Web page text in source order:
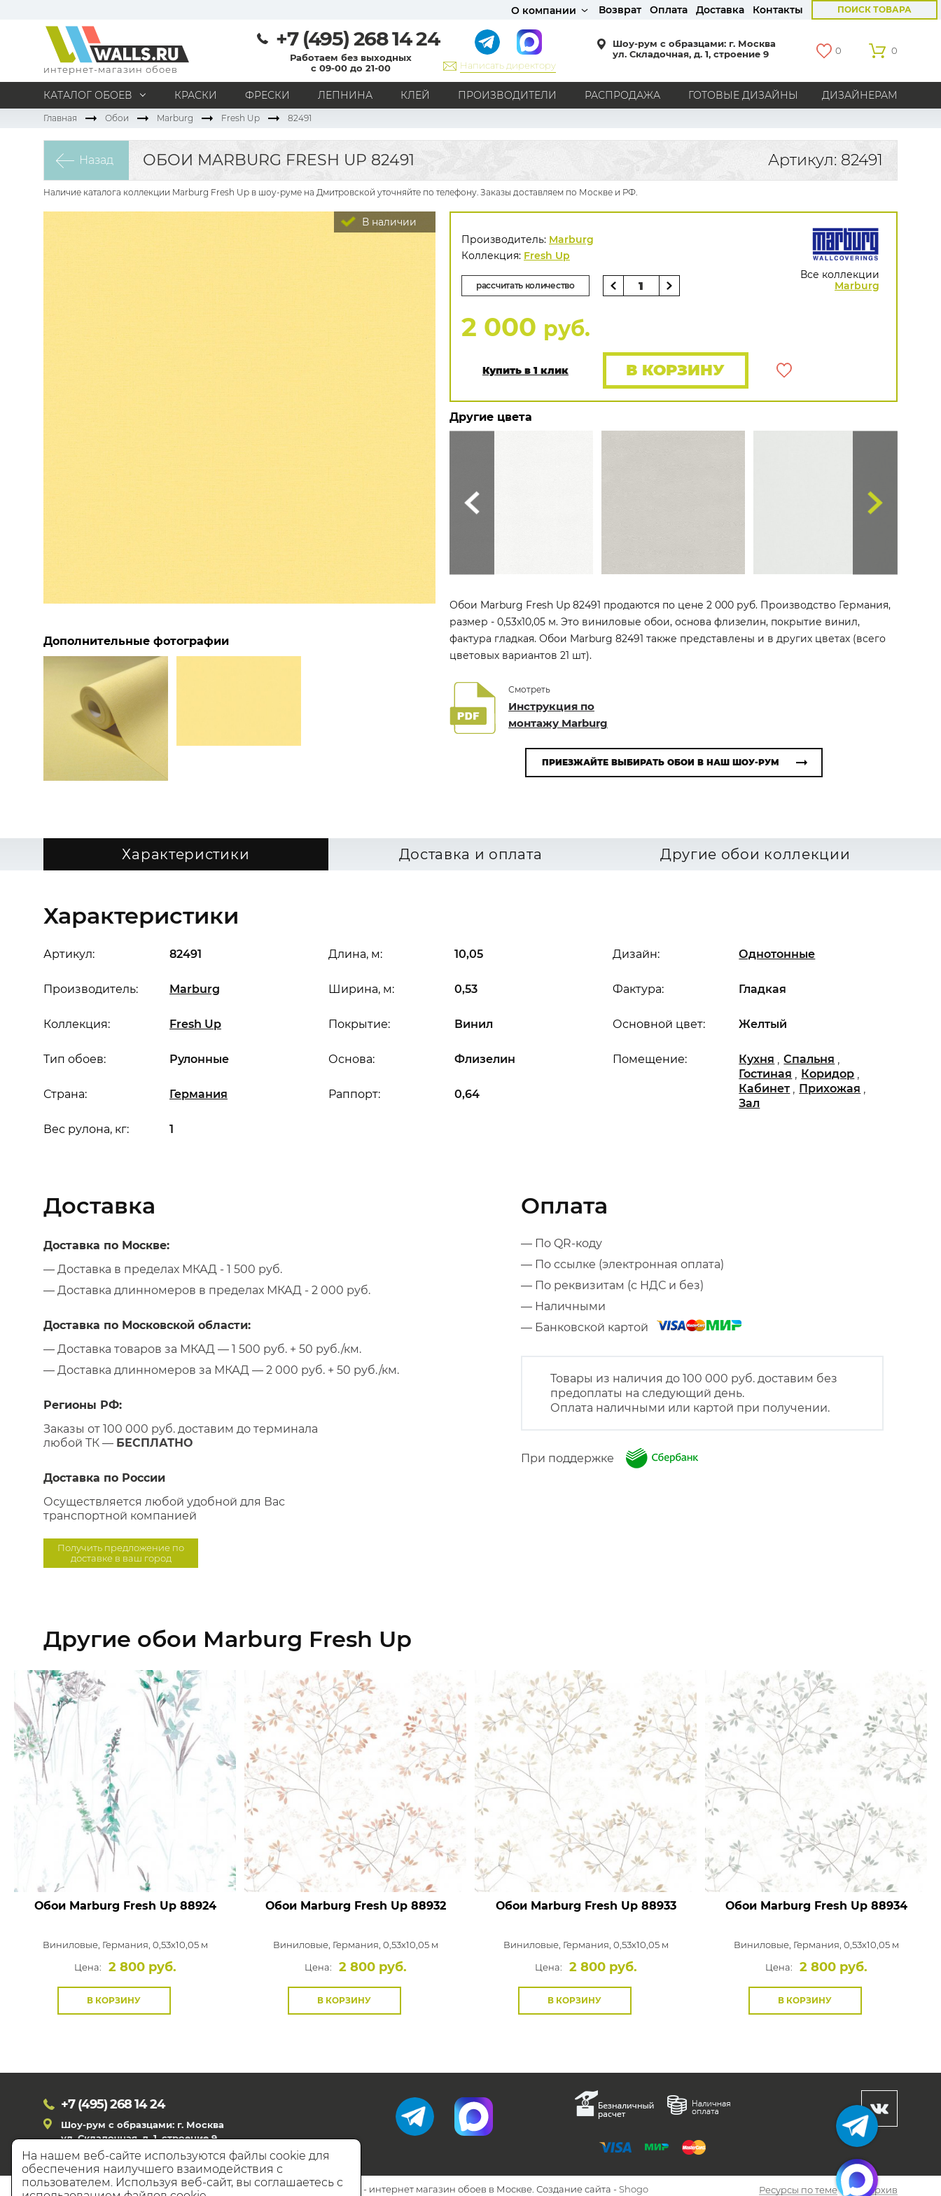
О компании Возврат Оплата Доставка Контакты ПОИСК ТОВАРА
интернет-магазин обоев
+7 (495) 268 14 24
Работаем без выходных
с 09-00 до 21-00
Написать директору
Шоу-рум с образцами: г. Москва
ул. Складочная, д. 1, строение 9
0 0
КАТАЛОГ ОБОЕВ КРАСКИ ФРЕСКИ ЛЕПНИНА КЛЕЙ ПРОИЗВОДИТЕЛИ РАСПРОДАЖА ГОТОВЫЕ ДИЗАЙНЫ ДИЗАЙНЕРАМ
МАТЕРИАЛ
Под покраску
Натуральные
Флизелиновые
Виниловые
Бумажные
Текстильные
Кантри
Модерн Прованс Хай-тек
Лофт
Классика
Английский стиль
Америка
Англия Бельгия
Германия
Голландия
Россия Все страны
ПОМЕЩЕНИЕ
РИСУНОК
Граффити
Карта мира
Под кирпич
С надписями
Однотонные
Цветы
Дамаск
Все рисунки
БРЕНДЫ
York
Bernardo Bartalucci
Zambaiti
AS Creation
Hygge Roll
Grandeco
ПОКАЗАТЬ ВСЕ ОБОИ
Главная Обои Marburg Fresh Up 82491
Назад ОБОИ MARBURG FRESH UP 82491 Артикул: 82491
Наличие каталога коллекции Marburg Fresh Up в шоу-руме на Дмитровской уточняйте по телефону. Заказы доставляем по Москве и РФ.
В наличии
Дополнительные фотографии
Все коллекции
Marburg
Производитель: Marburg
Коллекция: Fresh Up
рассчитать количество
2 000 руб.
Купить в 1 клик В КОРЗИНУ
Другие цвета
Обои Marburg Fresh Up 82491 продаются по цене 2 000 руб. Производство Германия,
размер - 0,53x10,05 м. Это виниловые обои, основа флизелин, покрытие винил,
фактура гладкая. Обои Marburg 82491 также представлены и в других цветах (всего
цветовых вариантов 21 шт).
Смотреть
Инструкция по
монтажу Marburg
ПРИЕЗЖАЙТЕ ВЫБИРАТЬ ОБОИ В НАШ ШОУ-РУМ
Характеристики Доставка и оплата Другие обои коллекции
Характеристики
Артикул: 82491
Производитель: Marburg
Коллекция: Fresh Up
Длина, м: 10,05
Ширина, м: 0,53
Вес рулона, кг: 1
Раппорт: 0,64
Основной цвет: Желтый
Дизайн: Однотонные
Основа: Флизелин
Покрытие: Винил
Помещение: Кухня ,Спальня ,
Гостиная , Коридор ,
Кабинет , Прихожая ,
Зал
Страна: Германия
Тип обоев: Рулонные
Фактура: Гладкая
Доставка
Доставка по Москве:
— Доставка в пределах МКАД - 1 500 руб.
— Доставка длинномеров в пределах МКАД - 2 000 руб.
Доставка по Московской области:
— Доставка товаров за МКАД — 1 500 руб. + 50 руб./км.
— Доставка длинномеров за МКАД — 2 000 руб. + 50 руб./км.
Регионы РФ:
Заказы от 100 000 руб. доставим до терминала
любой ТК — БЕСПЛАТНО
Доставка по России
Осуществляется любой удобной для Вас
транспортной компанией
Получить предложение по
доставке в ваш город
Оплата
— По QR-коду
— По ссылке (электронная оплата)
— По реквизитам (с НДС и без)
— Наличными
— Банковской картой
Товары из наличия до 100 000 руб. доставим без
предоплаты на следующий день.
Оплата наличными или картой при получении.
При поддержке
Другие обои Marburg Fresh Up
Обои Marburg Fresh Up88924
Виниловые, Германия, 0,53x10,05 м
Цена:
2 800 руб.
В КОРЗИНУ
Обои Marburg Fresh Up88932
Виниловые, Германия, 0,53x10,05 м
Цена:
2 800 руб.
В КОРЗИНУ
Обои Marburg Fresh Up88933
Виниловые, Германия, 0,53x10,05 м
Цена:
2 800 руб.
В КОРЗИНУ
Обои Marburg Fresh Up88934
Виниловые, Германия, 0,53x10,05 м
Цена:
2 800 руб.
В КОРЗИНУ
+7 (495)268 14 24
Шоу-рум с образцами: г. Москва
ул. Складочная, д. 1, строение 9
© 2026 Walls.ru - интернет магазин обоев в Москве. Создание сайта - Shogo Ресурсы по теме Архив
На нашем веб-сайте используются файлы cookie для
обеспечения наилучшего взаимодействия с
пользователем. Используя веб-сайт, вы соглашаетесь с